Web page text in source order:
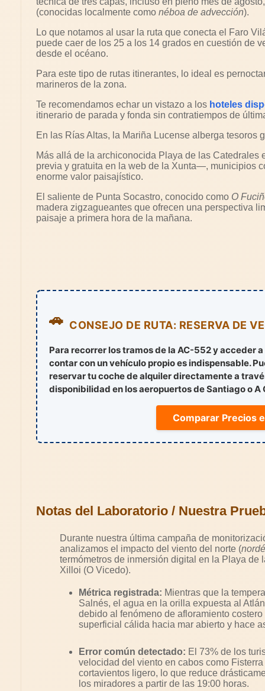
(conocidas localmente como néboa de advección).
Lo que notamos al usar la ruta que conecta el Faro
puede caer de los 25 a los 14 grados en cuestión de
desde el océano.
Para este tipo de rutas itinerantes, lo ideal es
marineros de la zona.
Te recomendamos echar un vistazo a los hoteles
itinerario de parada y fonda sin contratiempos de
En las Rías Altas, la Mariña Lucense alberga tesoros
Más allá de la archiconocida Playa de las
previa y gratuita en la web de la Xunta—, municipios
enorme valor paisajístico.
El saliente de Punta Socastro, conocido como O
madera zigzagueantes que ofrecen una perspectiva
paisaje a primera hora de la mañana.
🚗 CONSEJO DE RUTA: RESERVA DE
Para recorrer los tramos de la AC-552 y acceder
contar con un vehículo propio es indispensable.
reservar tu coche de alquiler directamente a
disponibilidad en los aeropuertos de Santiago o A
Comparar Precios
Notas del Laboratorio / Nuestra
Durante nuestra última campaña de
analizamos el impacto del viento del norte (
termómetros de inmersión digital en la Playa de
Xilloi (O Vicedo).
Métrica registrada: Mientras que la
Salnés, el agua en la orilla expuesta al
debido al fenómeno de afloramiento costero
superficial cálida hacia mar abierto y hace
Error común detectado: El 73% de los
velocidad del viento en cabos como
cortavientos ligero, lo que reduce
los miradores a partir de las 19:00 horas.